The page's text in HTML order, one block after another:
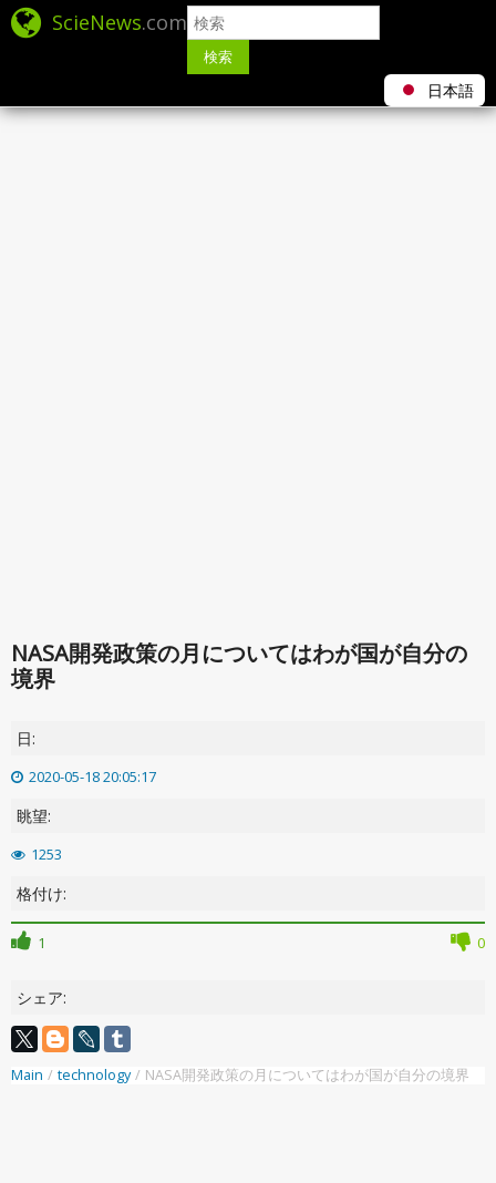
ScieNews.com
検索
日本語
NASA開発政策の月についてはわが国が自分の
境界
日:
2020-05-18 20:05:17
眺望:
1253
格付け:
1 0
シェア:
Main / technology / NASA開発政策の月についてはわが国が自分の境界